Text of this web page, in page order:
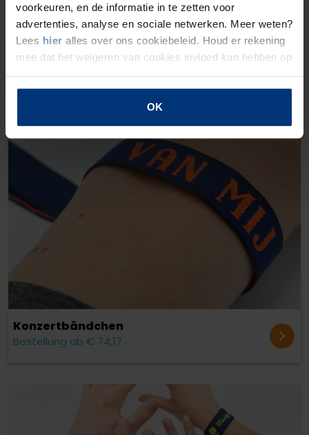
voorkeuren, en de informatie in te zetten voor
advertenties, analyse en sociale netwerken. Meer weten?
Lees hier alles over ons cookiebeleid. Houd er rekening
mee dat het weigeren van cookies invloed kan hebben op
uw shopervaring.
OK
Logosticker
Konzert­bändchen
Bestellung ab € 74,17